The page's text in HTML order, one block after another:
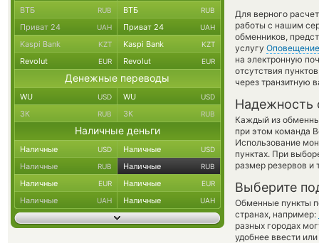
Для верного
работы с нашим
обменников,
услугу Оповещение
на электронную
отсутствия
через транзитную
Надежность
Каждый из
при этом команда
Использование
пунктах. При
размер резервов и
Выберите
Обменные пункты
странах, например:
разных городах
удобнее ввести
ВТБ RUB ВТБ RUB
Приват 24 UAH Приват 24 UAH
Kaspi Bank KZT Kaspi Bank KZT
Revolut EUR Revolut EUR
Денежные переводы
WU USD WU USD
ЗК RUB ЗК RUB
Наличные деньги
Наличные USD Наличные USD
Наличные RUB Наличные RUB
Наличные EUR Наличные EUR
Наличные UAH Наличные UAH